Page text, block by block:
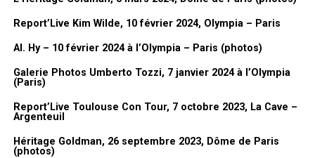
même si elle venait pas, on ne le savait pas. Il fallait réagir à tout
ce qui se passait tout le temps. Donc moi je dessinais pendant
trois heures non-stop.
FanMusik : Présentation de l’expo dans l’expo. Donc tu as
choisi un dessin, est-ce que tu peux nous en parler
rapidement ?
Lionel Gédébé :En fait là ce que j’ai
Report’Live Kim Wilde, 10 février 2024, Olympia – Paris
Al. Hy – 10 février 2024 à l’Olympia – Paris (photos)
Galerie Photos Umberto Tozzi, 7 janvier 2024 à l’Olympia
(Paris)
Report’Live Toulouse Con Tour, 7 octobre 2023, La Cave –
Argenteuil
Héritage Goldman, 26 septembre 2023, Dôme de Paris
(photos)